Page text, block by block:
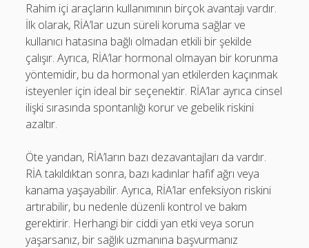
Rahim içi araçların kullanımının birçok avantajı vardır.
İlk olarak, RİA’lar uzun süreli koruma sağlar ve
kullanıcı hatasına bağlı olmadan etkili bir şekilde
çalışır. Ayrıca, RİA’lar hormonal olmayan bir korunma
yöntemidir, bu da hormonal yan etkilerden kaçınmak
isteyenler için ideal bir seçenektir. RİA’lar ayrıca cinsel
ilişki sırasında spontanlığı korur ve gebelik riskini
azaltır.
Öte yandan, RİA’ların bazı dezavantajları da vardır.
RİA takıldıktan sonra, bazı kadınlar hafif ağrı veya
kanama yaşayabilir. Ayrıca, RİA’lar enfeksiyon riskini
artırabilir, bu nedenle düzenli kontrol ve bakım
gerektirir. Herhangi bir ciddi yan etki veya sorun
yaşarsanız, bir sağlık uzmanına başvurmanız